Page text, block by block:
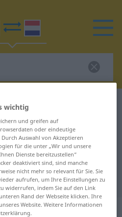
Wörterbuch
"drang"
wichtig
und greifen auf
oder eindeutige
Auswahl von Akzeptieren
für die unter „Wir und unsere
Dienste bereitzustellen“
deaktiviert sind, sind manche
nicht mehr so relevant für Sie. Sie
aufrufen, um Ihre Einstellungen zu
widerrufen, indem Sie auf den Link
Rand der Webseite klicken. Ihre
Website. Weitere Informationen